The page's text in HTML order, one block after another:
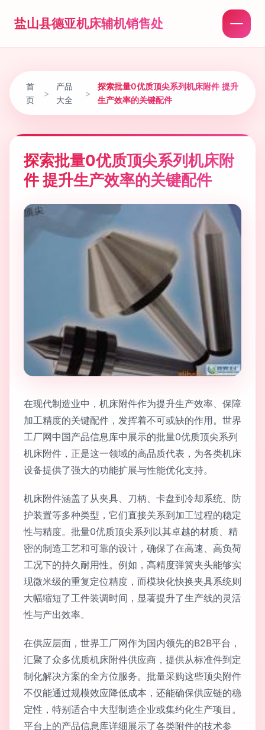
盐山县德亚机床辅机销售处
首
页
>
产品
大全
>
探索批量0优质顶尖系列机床附件 提升
生产效率的关键配件
探索批量0优质顶尖系列机床附
件 提升生产效率的关键配件
在现代制造业中，机床附件作为提升生产效率、保障
加工精度的关键配件，发挥着不可或缺的作用。世界
工厂网中国产品信息库中展示的批量0优质顶尖系列
机床附件，正是这一领域的高品质代表，为各类机床
设备提供了强大的功能扩展与性能优化支持。
机床附件涵盖了从夹具、刀柄、卡盘到冷却系统、防
护装置等多种类型，它们直接关系到加工过程的稳定
性与精度。批量0优质顶尖系列以其卓越的材质、精
密的制造工艺和可靠的设计，确保了在高速、高负荷
工况下的持久耐用性。例如，高精度弹簧夹头能够实
现微米级的重复定位精度，而模块化快换夹具系统则
大幅缩短了工件装调时间，显著提升了生产线的灵活
性与产出效率。
在供应层面，世界工厂网作为国内领先的B2B平台，
汇聚了众多优质机床附件供应商，提供从标准件到定
制化解决方案的全方位服务。批量采购这些顶尖附件
不仅能通过规模效应降低成本，还能确保供应链的稳
定性，特别适合中大型制造企业或集约化生产项目。
平台上的产品信息库详细展示了各类附件的技术参